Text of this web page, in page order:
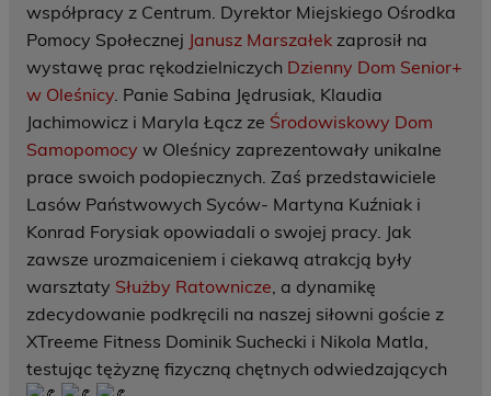
współpracy z Centrum. Dyrektor Miejskiego Ośrodka
Pomocy Społecznej Janusz Marszałek zaprosił na
wystawę prac rękodzielniczych Dzienny Dom Senior+
w Oleśnicy. Panie Sabina Jędrusiak, Klaudia
Jachimowicz i Maryla Łącz ze Środowiskowy Dom
Samopomocy w Oleśnicy zaprezentowały unikalne
prace swoich podopiecznych. Zaś przedstawiciele
Lasów Państwowych Syców- Martyna Kuźniak i
Konrad Forysiak opowiadali o swojej pracy. Jak
zawsze urozmaiceniem i ciekawą atrakcją były
warsztaty Służby Ratownicze, a dynamikę
zdecydowanie podkręcili na naszej siłowni goście z
XTreeme Fitness Dominik Suchecki i Nikola Matla,
testując tężyznę fizyczną chętnych odwiedzających